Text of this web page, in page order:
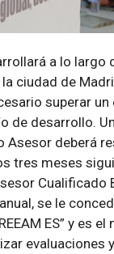
a lo largo
ciudad de
superar un
de desarrollo.
Asesor deberá
tres meses
Cualificado
se le
ES” y es
evaluaciones